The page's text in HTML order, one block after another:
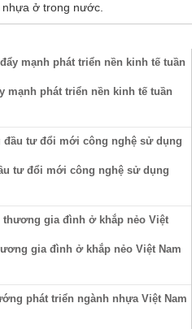
ở trong nước.
mạnh phát triển nền kinh tế tuần
tư đổi mới công nghệ sử dụng
gia đình ở khắp nẻo Việt Nam
phát triển ngành nhựa Việt Nam